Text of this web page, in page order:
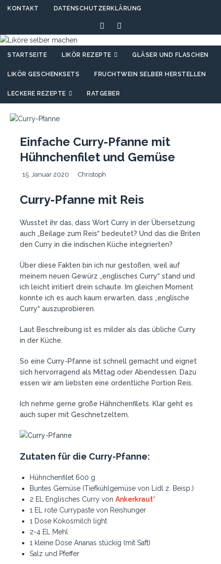
KONTAKT DATENSCHUTZERKLÄRUNG
STARTSEITE LIKÖR REZEPTE GLÄSER UND FLASCHEN
LIKÖR GESCHENKSETS FRUCHTWEIN SELBER HERSTELLEN
LECKERE REZEPTE RATGEBER
Einfache Curry-Pfanne mit
Hühnchenfilet und Gemüse
15. Januar 2020 Christoph
Curry-Pfanne mit Reis
Wusstet ihr das, dass Wort Curry in der Übersetzung
auch „Beilage zum Reis“ bedeutet? Und das die Briten
den Curry in die indischen Küche integrierten?
Über diese Fakten bin ich nur gestoßen, weil auf
meinem neuen Gewürz „englisches Curry“ stand und
ich leicht irritiert drein schaute. Im gleichen Moment
konnte ich es auch kaum erwarten, dass „englische
Curry“ auszuprobieren.
Laut Beschreibung ist es milder als das übliche Curry
in der Küche.
So eine Curry-Pfanne ist schnell gemacht und eignet
sich hervorragend als Mittag oder Abendessen. Dazu
essen wir am liebsten eine ordentliche Portion Reis.
Ich nehme gerne große Hähnchenfilets. Klar geht es
auch super mit Geschnetzeltem.
Zutaten für die Curry-Pfanne:
Hühnchenfilet 600 g
Buntes Gemüse (Tiefkühlgemüse von Lidl z. Beisp.)
2 EL Englisches Curry von Ankerkraut*
1 EL rote Currypaste von Reishunger
1 Dose Kokosmilch light
2-4 EL Mehl
1 kleine Dose Ananas stückig (mit Saft)
Salz und Pfeffer